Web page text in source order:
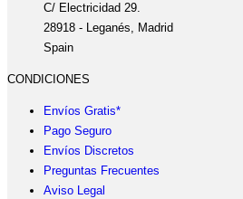
C/ Electricidad 29.
28918 - Leganés, Madrid
Spain
CONDICIONES
Envíos Gratis*
Pago Seguro
Envíos Discretos
Preguntas Frecuentes
Aviso Legal